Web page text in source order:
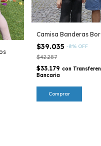
Camisa Banderas
$39.035 -8% OFF
$42.287
$33.179 con
Bancaria
Comprar